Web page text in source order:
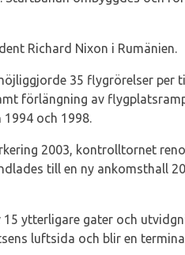
Richard Nixon i Rumänien.
35 flygrörelser per
förlängning av
och 1998.
2003, kontrolltornet
till en ny ankomsthall
ytterligare gater och
luftsida och blir en